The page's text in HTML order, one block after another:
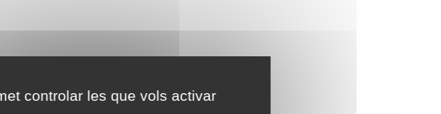
controlar les que vols activar